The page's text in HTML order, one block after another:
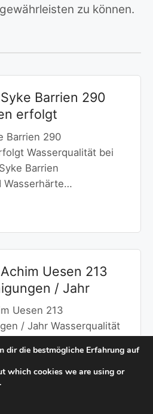
zu können.
Barrien 290
erfolgt
Barrien 290
Wasserqualität bei
Barrien
Wasserhärte…
Uesen 213
/ Jahr
Uesen 213
/ Jahr Wasserqualität
dir die bestmögliche Erfahrung auf
which cookies we are using or
.